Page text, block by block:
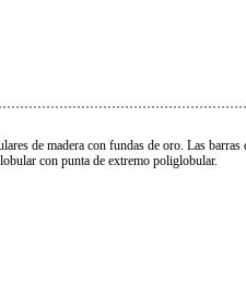
de madera con fundas de oro. Las barras
con punta de extremo poliglobular.